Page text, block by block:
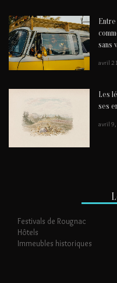
sans
avril
Les
ses
avril
Festivals de Rougnac
Hôtels
Immeubles historiques